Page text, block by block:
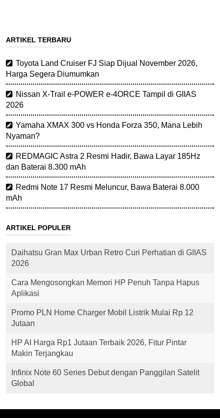
ARTIKEL TERBARU
Toyota Land Cruiser FJ Siap Dijual November 2026,
Harga Segera Diumumkan
Nissan X-Trail e-POWER e-4ORCE Tampil di GIIAS
2026
Yamaha XMAX 300 vs Honda Forza 350, Mana Lebih
Nyaman?
REDMAGIC Astra 2 Resmi Hadir, Bawa Layar 185Hz
dan Baterai 8.300 mAh
Redmi Note 17 Resmi Meluncur, Bawa Baterai 8.000
mAh
ARTIKEL POPULER
Daihatsu Gran Max Urban Retro Curi Perhatian di GIIAS
2026
Cara Mengosongkan Memori HP Penuh Tanpa Hapus
Aplikasi
Promo PLN Home Charger Mobil Listrik Mulai Rp 12
Jutaan
HP AI Harga Rp1 Jutaan Terbaik 2026, Fitur Pintar
Makin Terjangkau
Infinix Note 60 Series Debut dengan Panggilan Satelit
Global